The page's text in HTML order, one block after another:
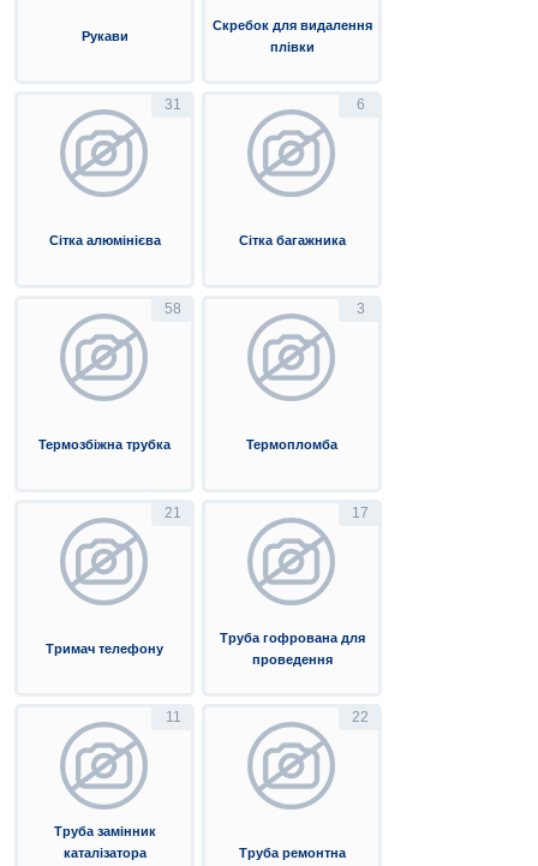
Рукави
Скребок для видалення
плівки
31
Сітка алюмінієва
6
Сітка багажника
58
Термозбіжна трубка
3
Термопломба
21
Тримач телефону
17
Труба гофрована для
проведення
11
Труба замінник
каталізатора
22
Труба ремонтна